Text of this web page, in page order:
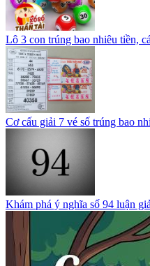
Lô 3 con trúng bao nhiêu tiền,
Cơ cấu giải 7 vé số trúng bao
Khám phá ý nghĩa số 94 luận